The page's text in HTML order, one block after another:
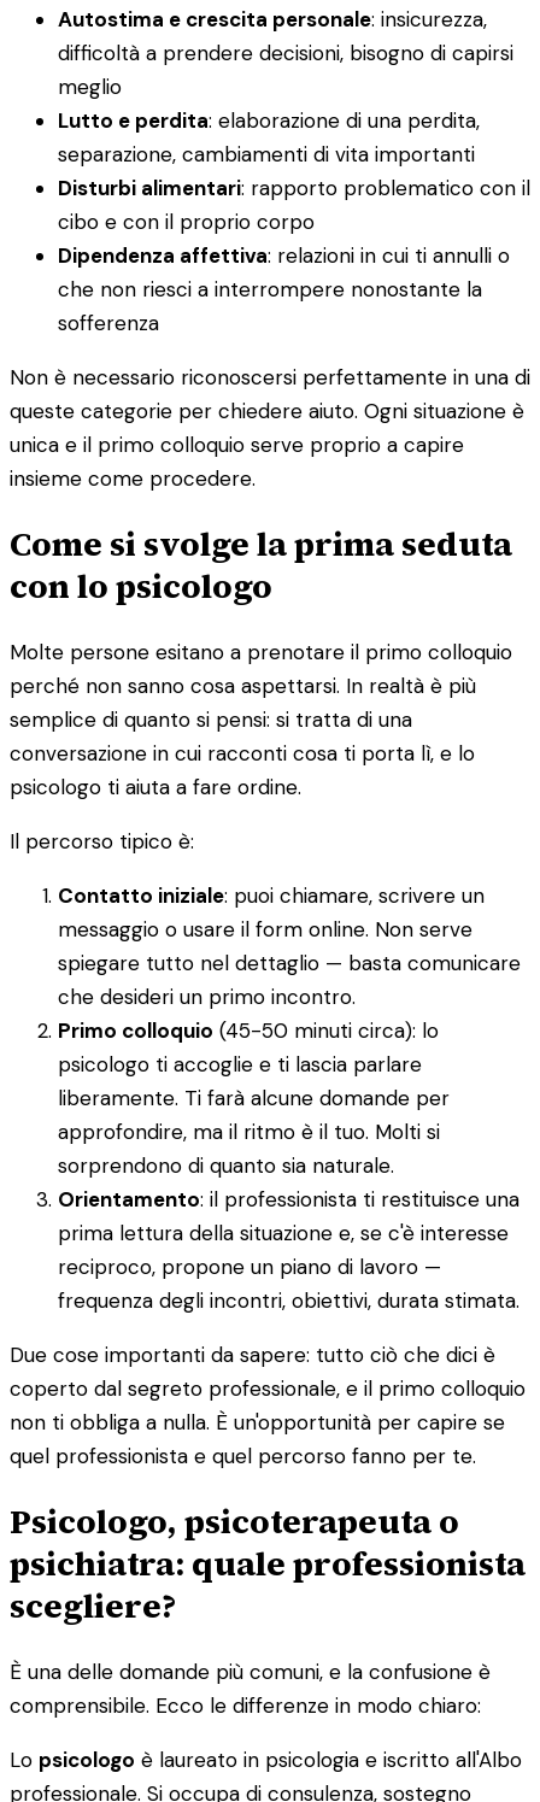
Autostima e crescita personale: insicurezza,
difficoltà a prendere decisioni, bisogno di capirsi
meglio
Lutto e perdita: elaborazione di una perdita,
separazione, cambiamenti di vita importanti
Disturbi alimentari: rapporto problematico con il
cibo e con il proprio corpo
Dipendenza affettiva: relazioni in cui ti annulli o
che non riesci a interrompere nonostante la
sofferenza
Non è necessario riconoscersi perfettamente in una di
queste categorie per chiedere aiuto. Ogni situazione è
unica e il primo colloquio serve proprio a capire
insieme come procedere.
Come si svolge la prima seduta
con lo psicologo
Molte persone esitano a prenotare il primo colloquio
perché non sanno cosa aspettarsi. In realtà è più
semplice di quanto si pensi: si tratta di una
conversazione in cui racconti cosa ti porta lì, e lo
psicologo ti aiuta a fare ordine.
Il percorso tipico è:
Contatto iniziale: puoi chiamare, scrivere un
messaggio o usare il form online. Non serve
spiegare tutto nel dettaglio — basta comunicare
che desideri un primo incontro.
Primo colloquio (45-50 minuti circa): lo
psicologo ti accoglie e ti lascia parlare
liberamente. Ti farà alcune domande per
approfondire, ma il ritmo è il tuo. Molti si
sorprendono di quanto sia naturale.
Orientamento: il professionista ti restituisce una
prima lettura della situazione e, se c'è interesse
reciproco, propone un piano di lavoro —
frequenza degli incontri, obiettivi, durata stimata.
Due cose importanti da sapere: tutto ciò che dici è
coperto dal segreto professionale, e il primo colloquio
non ti obbliga a nulla. È un'opportunità per capire se
quel professionista e quel percorso fanno per te.
Psicologo, psicoterapeuta o
psichiatra: quale professionista
scegliere?
È una delle domande più comuni, e la confusione è
comprensibile. Ecco le differenze in modo chiaro:
Lo psicologo è laureato in psicologia e iscritto all'Albo
professionale. Si occupa di consulenza, sostegno